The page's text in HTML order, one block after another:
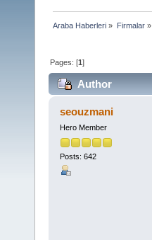
Araba Haberleri » Firmalar»
Pages: [1]
Author
seouzmani
Hero Member
Posts: 642